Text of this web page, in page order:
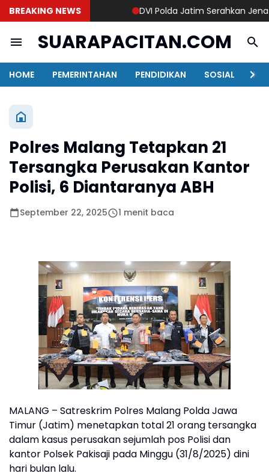
BREAKING NEWS DVI Polda Jatim Serahkan Jenazah
SUARAPACITAN.COM
HOME PEMERINTAHAN PENDIDIKAN SOSIAL
Polres Malang Tetapkan 21
Tersangka Perusakan Kantor
Polisi, 6 Diantaranya ABH
September 22, 2025 1 menit baca
MALANG – Satreskrim Polres Malang Polda Jawa
Timur (Jatim) menetapkan total 21 orang tersangka
dalam kasus perusakan sejumlah pos Polisi dan
kantor Polsek Pakisaji pada Minggu (31/8/2025) dini
hari bulan lalu.